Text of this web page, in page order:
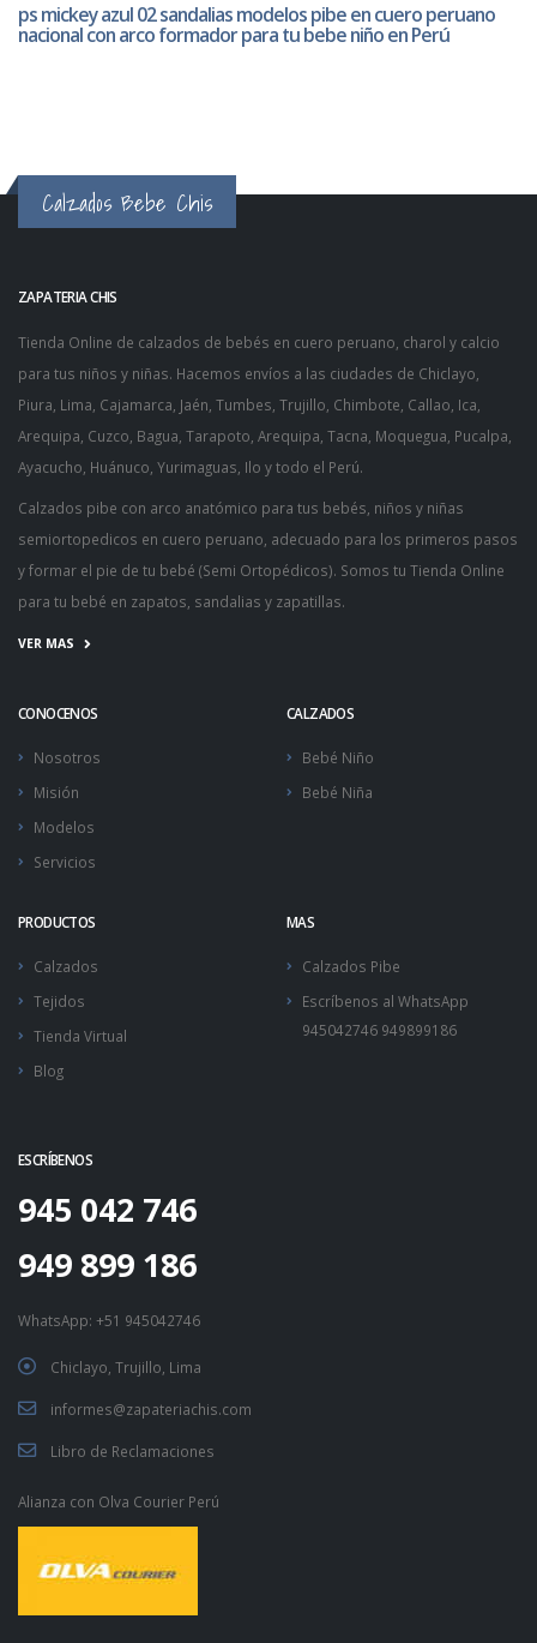
ps mickey azul 02 sandalias modelos pibe en cuero peruano
nacional con arco formador para tu bebe niño en Perú
Calzados Bebe Chis
ZAPATERIA CHIS
Tienda Online de calzados de bebés en cuero peruano, charol y calcio
para tus niños y niñas. Hacemos envíos a las ciudades de Chiclayo,
Piura, Lima, Cajamarca, Jaén, Tumbes, Trujillo, Chimbote, Callao, Ica,
Arequipa, Cuzco, Bagua, Tarapoto, Arequipa, Tacna, Moquegua, Pucalpa,
Ayacucho, Huánuco, Yurimaguas, Ilo y todo el Perú.
Calzados pibe con arco anatómico para tus bebés, niños y niñas
semiortopedicos en cuero peruano, adecuado para los primeros pasos
y formar el pie de tu bebé (Semi Ortopédicos). Somos tu Tienda Online
para tu bebé en zapatos, sandalias y zapatillas.
VER MAS
CONOCENOS
Nosotros
Misión
Modelos
Servicios
CALZADOS
Bebé Niño
Bebé Niña
PRODUCTOS
Calzados
Tejidos
Tienda Virtual
Blog
MAS
Calzados Pibe
Escríbenos al WhatsApp
945042746 949899186
ESCRÍBENOS
945 042 746
949 899 186
WhatsApp: +51 945042746
Chiclayo, Trujillo, Lima
informes@zapateriachis.com
Libro de Reclamaciones
Alianza con Olva Courier Perú